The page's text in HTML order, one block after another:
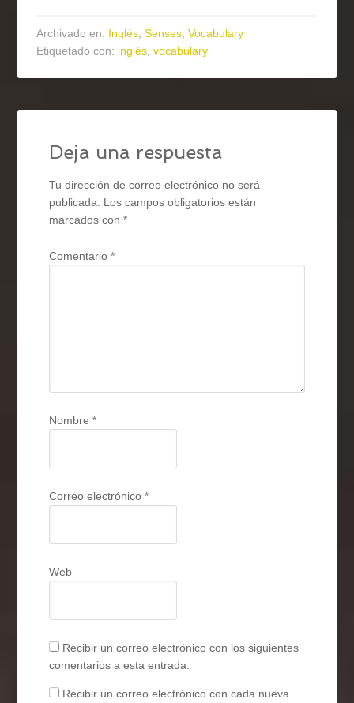
Archivado en: Inglés,Senses,Vocabulary
Etiquetado con: inglés,vocabulary
Deja una respuesta
Tu dirección de correo electrónico no será
publicada. Los campos obligatorios están
marcados con*
Comentario*
Nombre*
Correo electrónico*
Web
Recibir un correo electrónico con los siguientes
comentarios a esta entrada.
Recibir un correo electrónico con cada nueva